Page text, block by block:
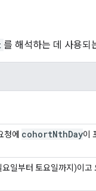
를 해석하는 데 사용되
청에 cohortNthDay이
일부터 토요일까지)이고